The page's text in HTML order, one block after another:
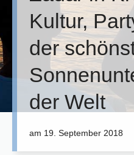
Kultur,
der
der Welt
am 19. September 2018